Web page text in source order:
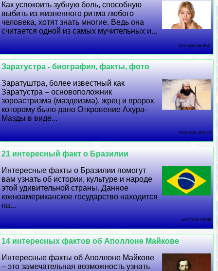
Как успокоить зубную боль, способную
выбить из жизненного ритма любого
человека, хотят знать многие. Ведь она
считается одной из самых мучительных и...
16 07 2026 19:30:37
Заратустра - биография, факты, фото
Заратуштра, более известный как
Заратустра – основоположник
зороастризма (маздеизма), жрец и пророк,
которому было дано Откровение Ахура-
Мазды в виде...
15 07 2026 14:31:12
21 интересный факт о Бразилии
Интересные факты о Бразилии помогут
вам узнать об истории, культуре и народе
этой удивительной страны. Данное
южноамериканское государство находится
на...
14 07 2026 9:57:46
14 интересных фактов об Аполлоне Майкове
Интересные факты об Аполлоне Майкове
– это замечательная возможность узнать